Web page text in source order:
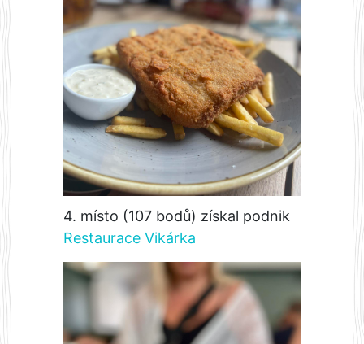
4. místo (107 bodů) získal podnik
Restaurace Vikárka